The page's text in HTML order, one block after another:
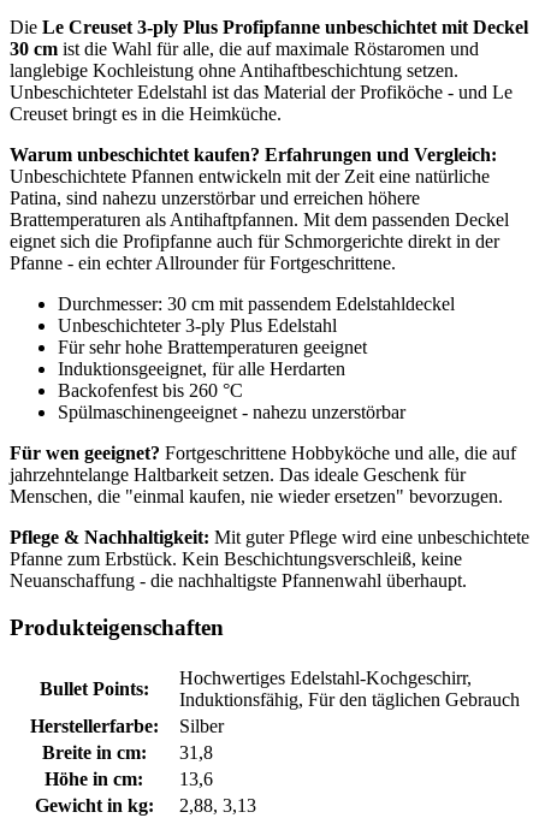
Die Le Creuset 3-ply Plus Profipfanne unbeschichtet mit Deckel
30 cm ist die Wahl für alle, die auf maximale Röstaromen und
langlebige Kochleistung ohne Antihaftbeschichtung setzen.
Unbeschichteter Edelstahl ist das Material der Profiköche - und Le
Creuset bringt es in die Heimküche.
Warum unbeschichtet kaufen? Erfahrungen und Vergleich:
Unbeschichtete Pfannen entwickeln mit der Zeit eine natürliche
Patina, sind nahezu unzerstörbar und erreichen höhere
Brattemperaturen als Antihaftpfannen. Mit dem passenden Deckel
eignet sich die Profipfanne auch für Schmorgerichte direkt in der
Pfanne - ein echter Allrounder für Fortgeschrittene.
Durchmesser: 30 cm mit passendem Edelstahldeckel
Unbeschichteter 3-ply Plus Edelstahl
Für sehr hohe Brattemperaturen geeignet
Induktionsgeeignet, für alle Herdarten
Backofenfest bis 260 °C
Spülmaschinengeeignet - nahezu unzerstörbar
Für wen geeignet? Fortgeschrittene Hobbyköche und alle, die auf
jahrzehntelange Haltbarkeit setzen. Das ideale Geschenk für
Menschen, die "einmal kaufen, nie wieder ersetzen" bevorzugen.
Pflege & Nachhaltigkeit: Mit guter Pflege wird eine unbeschichtete
Pfanne zum Erbstück. Kein Beschichtungsverschleiß, keine
Neuanschaffung - die nachhaltigste Pfannenwahl überhaupt.
Produkteigenschaften
Bullet Points:
Hochwertiges Edelstahl-Kochgeschirr,
Induktionsfähig, Für den täglichen Gebrauch
Herstellerfarbe:
Silber
Breite in cm:
31,8
Höhe in cm:
13,6
Gewicht in kg:
2,88, 3,13